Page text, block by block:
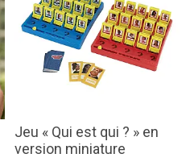
Jeu « Qui est qui ? » en
version miniature